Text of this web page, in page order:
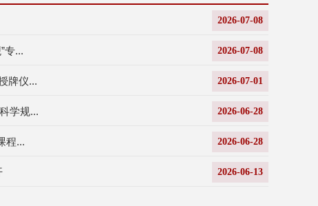
2026-07-08
专... 2026-07-08
牌仪... 2026-07-01
学规... 2026-06-28
程... 2026-06-28
2026-06-13